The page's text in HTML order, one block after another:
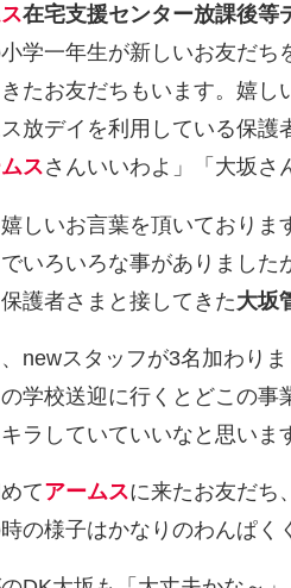
在宅支援センター放課後等
学一年生が新しいお友だち
たお友だちもいます。嬉し
放デイを利用している保護
スさんいいわよ」「大坂さ
しいお言葉を頂いておりま
いろいろな事がありました
護者さまと接してきた大坂
newスタッフが3名加わりま
学校送迎に行くとどこの事
ラしていていいなと思いま
てアームスに来たお友だち
の様子はかなりのわんぱく